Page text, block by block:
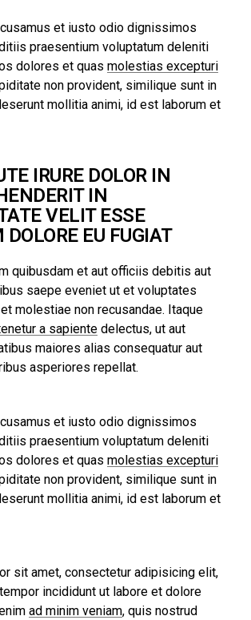
et iusto odio dignissimos
praesentium voluptatum deleniti
dolores et quas molestias excepturi
non provident, similique sunt in
mollitia animi, id est laborum et
IRURE DOLOR IN
IN
VELIT ESSE
EU FUGIAT
quibusdam et aut officiis debitis aut
saepe eveniet ut et voluptates
molestiae non recusandae. Itaque
a sapiente delectus, ut aut
maiores alias consequatur aut
asperiores repellat.
et iusto odio dignissimos
praesentium voluptatum deleniti
dolores et quas molestias excepturi
non provident, similique sunt in
mollitia animi, id est laborum et
sit amet, consectetur adipisicing elit,
incididunt ut labore et dolore
ad minim veniam, quis nostrud